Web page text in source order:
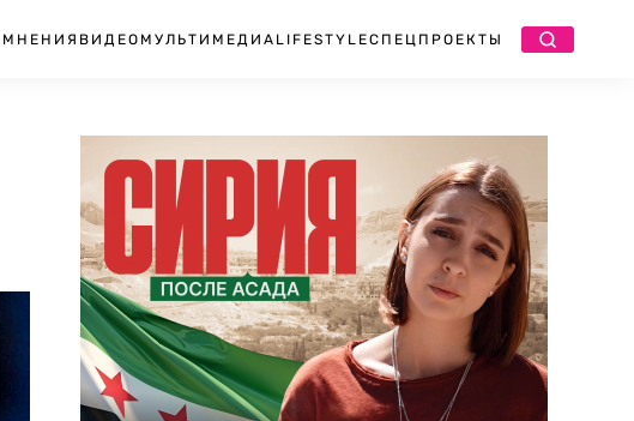
МНЕНИЯ ВИДЕО МУЛЬТИМЕДИА LIFESTYLEСПЕЦПРОЕКТЫ